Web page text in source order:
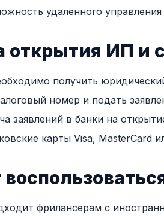
удаленного
открытия ИП и
получить
номер и подать
заявлений в банки на
карты Visa, MasterCard
фрилансерам с